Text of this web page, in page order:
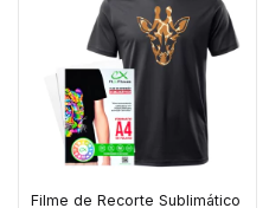
Filme de Recorte Sublimático